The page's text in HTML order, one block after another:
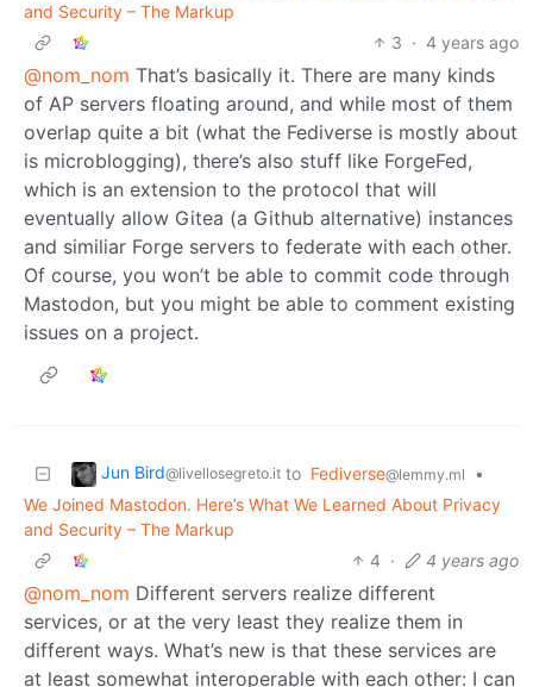
and Security – The Markup
3 · 4 years ago
@nom_nom That’s basically it. There are many kinds
of AP servers floating around, and while most of them
overlap quite a bit (what the Fediverse is mostly about
is microblogging), there’s also stuff like ForgeFed,
which is an extension to the protocol that will
eventually allow Gitea (a Github alternative) instances
and similiar Forge servers to federate with each other.
Of course, you won’t be able to commit code through
Mastodon, but you might be able to comment existing
issues on a project.
Jun Bird@livellosegreto.it to Fediverse@lemmy.ml
•
We Joined Mastodon. Here’s What We Learned About Privacy
and Security – The Markup
4 · 4 years ago
@nom_nom Different servers realize different
services, or at the very least they realize them in
different ways. What’s new is that these services are
at least somewhat interoperable with each other: I can